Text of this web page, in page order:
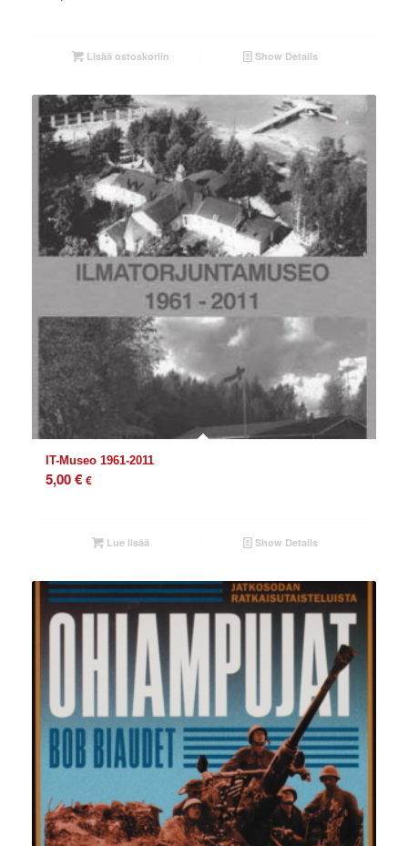
Lisää ostoskoriin Show Details
IT-Museo 1961-2011
5,00€ €
Lue lisää Show Details